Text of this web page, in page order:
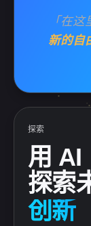
「在
新的自
探索
用 AI
探索
创新